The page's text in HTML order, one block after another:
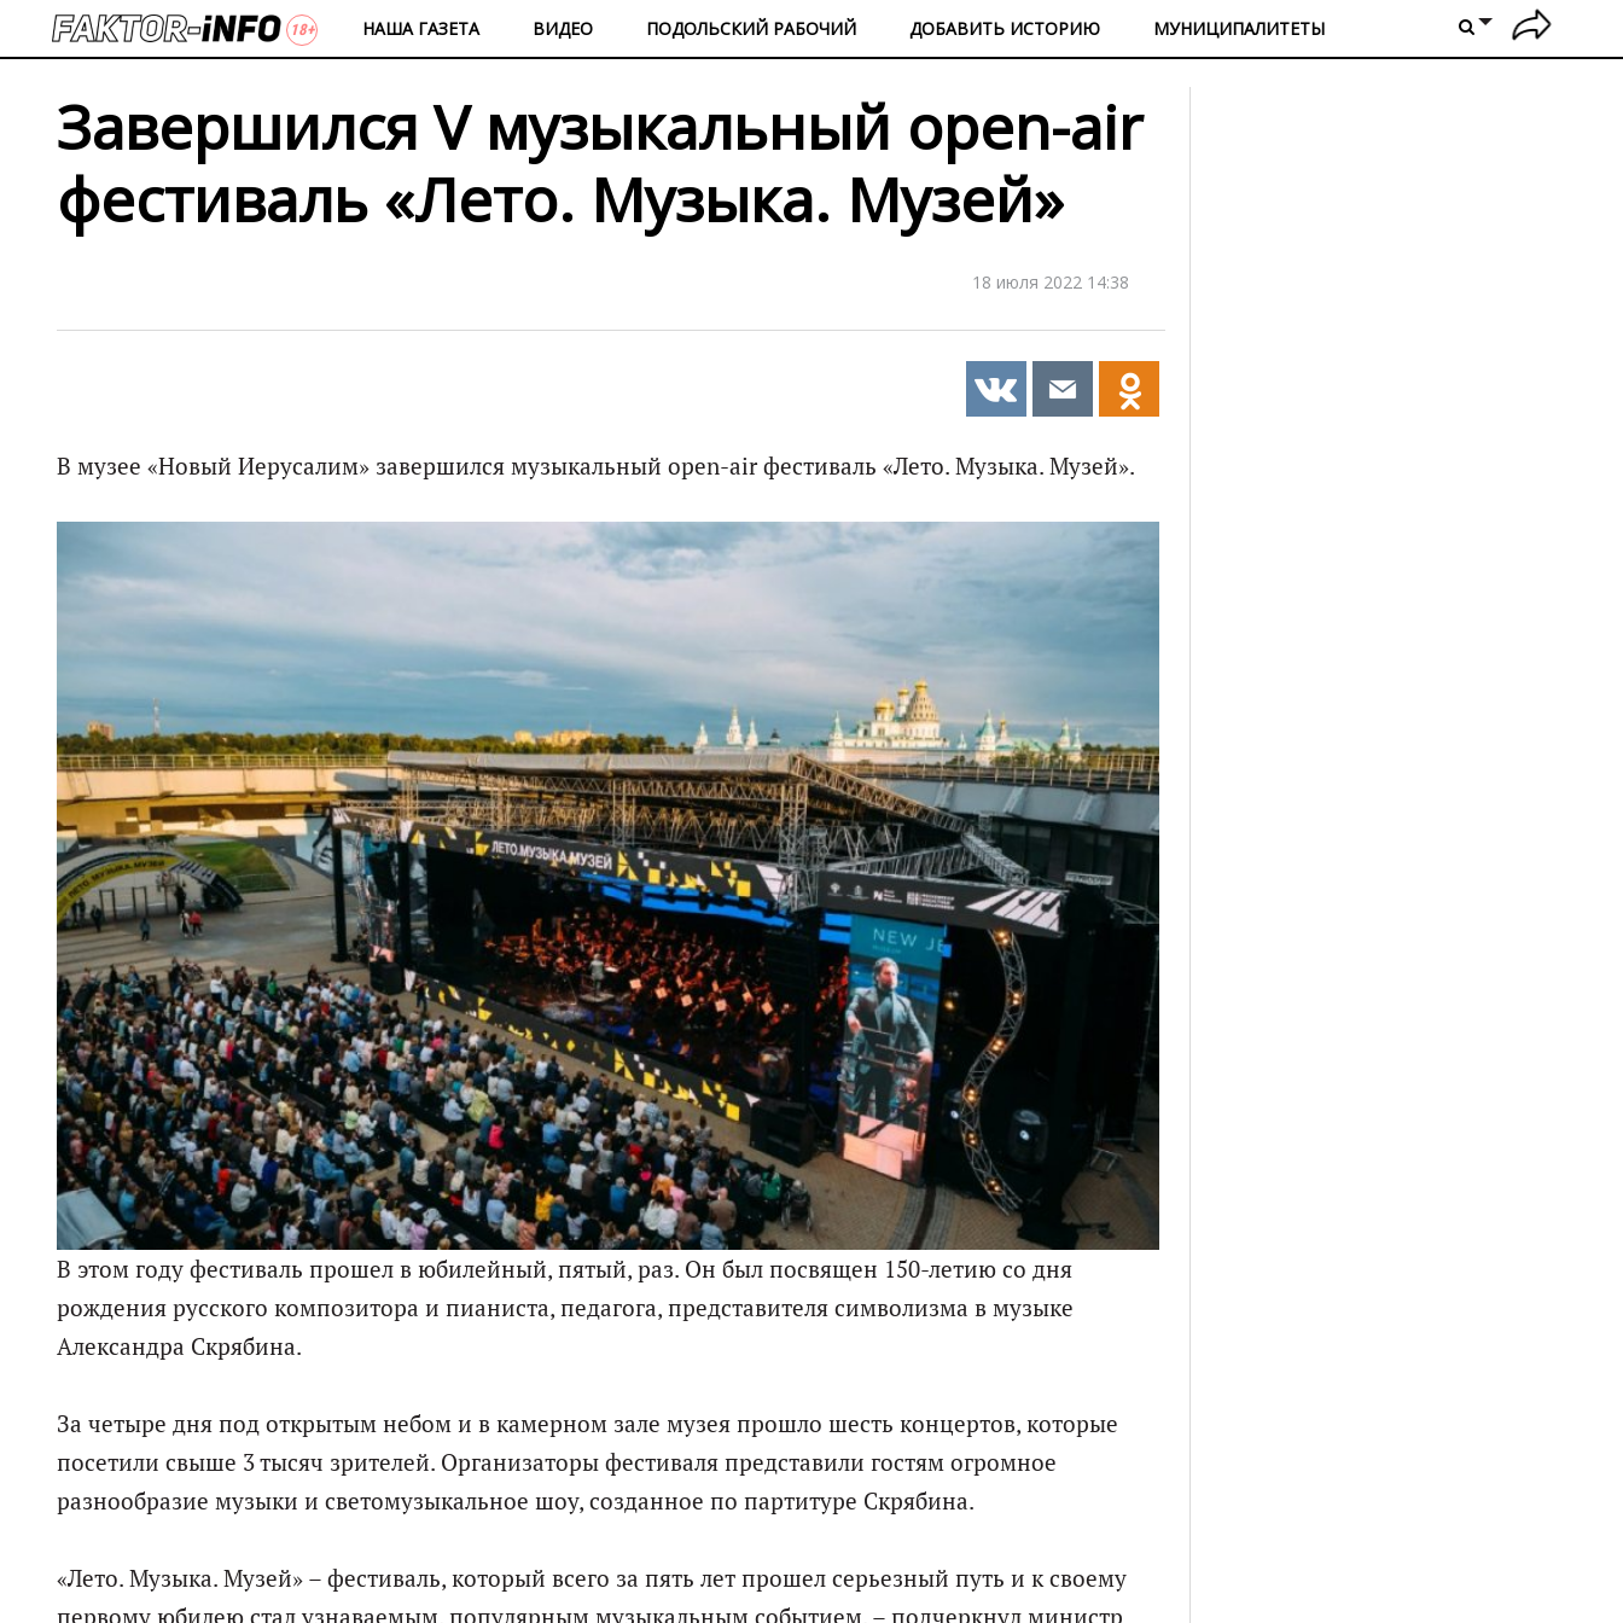
НАША ГАЗЕТА ВИДЕО ПОДОЛЬСКИЙ РАБОЧИЙ ДОБАВИТЬ ИСТОРИЮ МУНИЦИПАЛИТЕТЫ
Завершился V музыкальный open-air
фестиваль «Лето. Музыка. Музей»
18 июля 2022 14:38
В музее «Новый Иерусалим» завершился музыкальный open-air фестиваль «Лето. Музыка. Музей».
В этом году фестиваль прошел в юбилейный, пятый, раз. Он был посвящен 150-летию со дня
рождения русского композитора и пианиста, педагога, представителя символизма в музыке
Александра Скрябина.
За четыре дня под открытым небом и в камерном зале музея прошло шесть концертов, которые
посетили свыше 3 тысяч зрителей. Организаторы фестиваля представили гостям огромное
разнообразие музыки и светомузыкальное шоу, созданное по партитуре Скрябина.
«Лето. Музыка. Музей» – фестиваль, который всего за пять лет прошел серьезный путь и к своему